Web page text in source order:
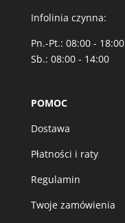
Infolinia czynna:
Pn.-Pt.: 08:00 - 18:00
Sb.: 08:00 - 14:00
POMOC
Dostawa
Płatności i raty
Regulamin
Twoje zamówienia